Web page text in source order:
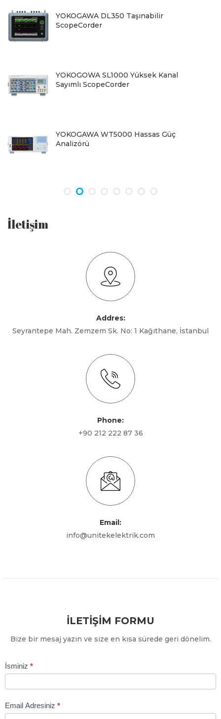
YOKOGAWA DL350 Taşınabilir
ScopeCorder
YOKOGOWA SL1000 Yüksek Kanal
Sayımlı ScopeCorder
YOKOGAWA WT5000 Hassas Güç
Analizörü
İletişim
Addres:
Seyrantepe Mah. Zemzem Sk. No: 1 Kağıthane, İstanbul
Phone:
+90 212 222 87 36
Email:
info@unitekelektrik.com
İLETIŞIM FORMU
Bize bir mesaj yazın ve size en kısa sürede geri dönelim.
Contact
İsminiz *
Email Adresiniz *